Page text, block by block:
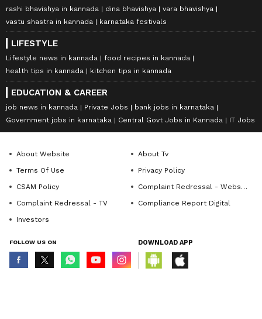
rashi bhavishya in kannada dina bhavishya
vara bhavishya
vastu shastra in kannada
karnataka festivals
LIFESTYLE
Lifestyle news in kannada
food recipes in kannada
health tips in kannada
kitchen tips in kannada
EDUCATION & CAREER
job news in kannada Private Jobs
bank jobs in karnataka
Government jobs in karnataka
Central Govt Jobs in Kannada IT Jobs
About Website
About Tv
Terms Of Use
Privacy Policy
CSAM Policy
Complaint Redressal - Website
Complaint Redressal - TV
Compliance Report Digital
Investors
FOLLOW US ON DOWNLOAD APP